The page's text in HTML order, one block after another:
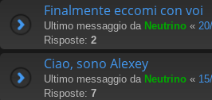
Finalmente eccomi con voi
Ultimo messaggio da Neutrino «
Risposte: 2
Ciao, sono Alexey
Ultimo messaggio da Neutrino «
Risposte: 7